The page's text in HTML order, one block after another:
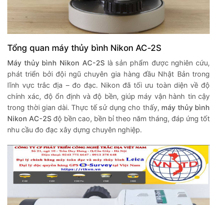
Tổng quan máy thủy bình Nikon AC-2S
Máy thủy bình Nikon AC-2Slà sản phẩm được nghiên cứu,
phát triển bởi đội ngũ chuyên gia hàng đầu Nhật Bản trong
lĩnh vực trắc địa – đo đạc. Nikon đã tối ưu toàn diện về độ
chính xác, độ ổn định và độ bền, giúp máy vận hành tin cậy
trong thời gian dài. Thực tế sử dụng cho thấy, máy thủy bình
Nikon AC-2S độ bền cao, bền bỉ theo năm tháng, đáp ứng tốt
nhu cầu đo đạc xây dựng chuyên nghiệp.